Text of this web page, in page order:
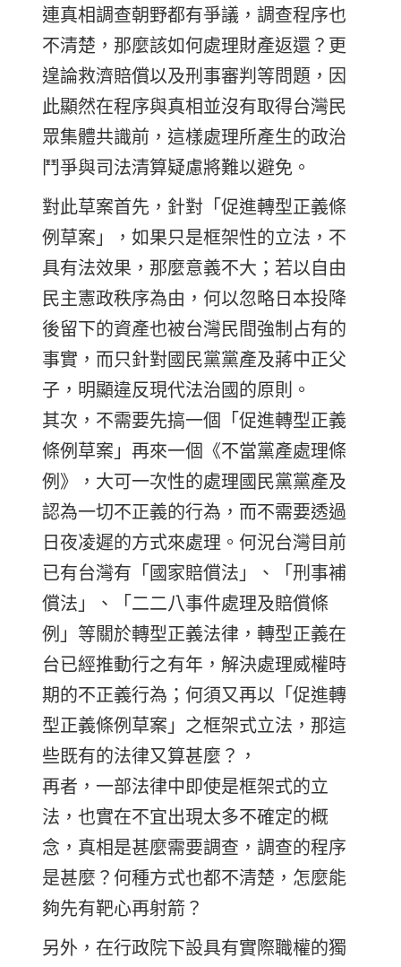
連真相調查朝野都有爭議，調查程序也
不清楚，那麼該如何處理財產返還？更
遑論救濟賠償以及刑事審判等問題，因
此顯然在程序與真相並沒有取得台灣民
眾集體共識前，這樣處理所產生的政治
鬥爭與司法清算疑慮將難以避免。
對此草案首先，針對「促進轉型正義條
例草案」，如果只是框架性的立法，不
具有法效果，那麼意義不大；若以自由
民主憲政秩序為由，何以忽略日本投降
後留下的資產也被台灣民間強制占有的
事實，而只針對國民黨黨產及蔣中正父
子，明顯違反現代法治國的原則。
其次，不需要先搞一個「促進轉型正義
條例草案」再來一個《不當黨產處理條
例》，大可一次性的處理國民黨黨產及
認為一切不正義的行為，而不需要透過
日夜凌遲的方式來處理。何況台灣目前
已有台灣有「國家賠償法」、「刑事補
償法」、「二二八事件處理及賠償條
例」等關於轉型正義法律，轉型正義在
台已經推動行之有年，解決處理威權時
期的不正義行為；何須又再以「促進轉
型正義條例草案」之框架式立法，那這
些既有的法律又算甚麼？，
再者，一部法律中即使是框架式的立
法，也實在不宜出現太多不確定的概
念，真相是甚麼需要調查，調查的程序
是甚麼？何種方式也都不清楚，怎麼能
夠先有靶心再射箭？
另外，在行政院下設具有實際職權的獨